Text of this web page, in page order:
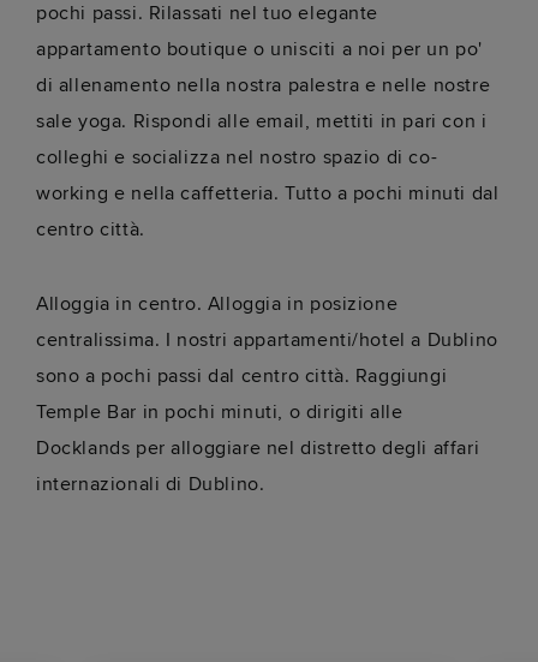
pochi passi. Rilassati nel tuo elegante
appartamento boutique o unisciti a noi per un po'
di allenamento nella nostra palestra e nelle nostre
sale yoga. Rispondi alle email, mettiti in pari con i
colleghi e socializza nel nostro spazio di co-
working e nella caffetteria. Tutto a pochi minuti dal
centro città.
Alloggia in centro. Alloggia in posizione
centralissima. I nostri appartamenti/hotel a Dublino
sono a pochi passi dal centro città. Raggiungi
Temple Bar in pochi minuti, o dirigiti alle
Docklands per alloggiare nel distretto degli affari
internazionali di Dublino.